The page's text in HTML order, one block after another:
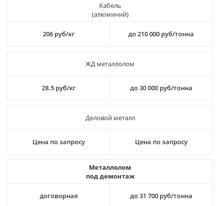
Кабель
(алюминий)
206 руб/кг до 210 000 руб/тонна
ЖД металлолом
28.5 руб/кг до 30 000 руб/тонна
Деловой металл
Цена по запросу Цена по запросу
Металлолом
под демонтаж
договорная до 31 700 руб/тонна